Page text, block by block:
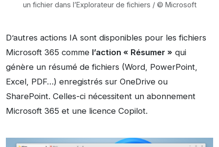
un fichier dans l’Explorateur de fichiers / © Microsoft
D’autres actions IA sont disponibles pour les fichiers
Microsoft 365 comme l’action « Résumer » qui
génère un résumé de fichiers (Word, PowerPoint,
Excel, PDF…) enregistrés sur OneDrive ou
SharePoint. Celles-ci nécessitent un abonnement
Microsoft 365 et une licence Copilot.